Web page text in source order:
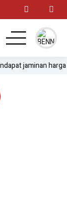
jaminan harga